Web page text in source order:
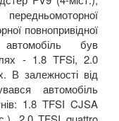
повнопривідної
був
- 1.8 TFSi, 2.0
В залежності від
автомобіль
1.8 TFSI CJSA